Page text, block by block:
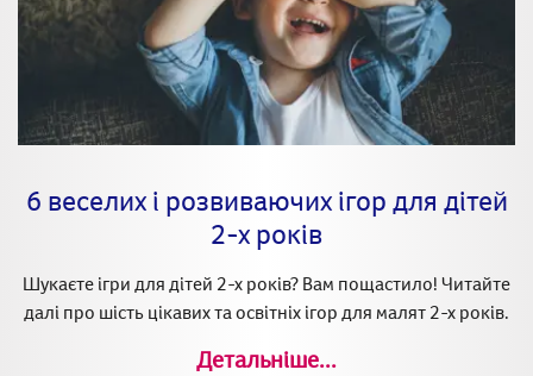
6 веселих і розвиваючих ігор для дітей
2-х років
Шукаєте ігри для дітей 2-х років? Вам пощастило! Читайте
далі про шість цікавих та освітніх ігор для малят 2-х років.
Детальніше...